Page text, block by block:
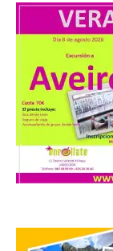
para ver
6 Ago 2026
destinos más
este
eclipse total